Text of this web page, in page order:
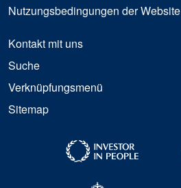
Nutzungsbedingungen der Website
Kontakt mit uns
Suche
Verknüpfungsmenü
Sitemap